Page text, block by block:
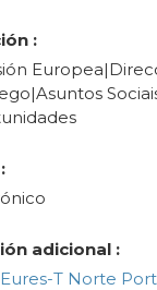
:
adicional :
T Norte